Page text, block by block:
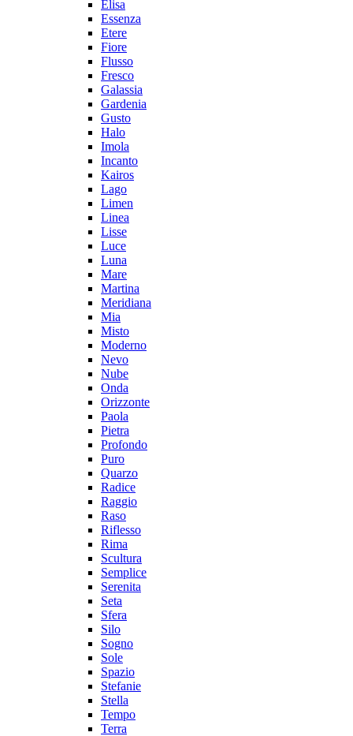
Elisa
Essenza
Etere
Fiore
Flusso
Fresco
Galassia
Gardenia
Gusto
Halo
Imola
Incanto
Kairos
Lago
Limen
Linea
Lisse
Luce
Luna
Mare
Martina
Meridiana
Mia
Misto
Moderno
Nevo
Nube
Onda
Orizzonte
Paola
Pietra
Profondo
Puro
Quarzo
Radice
Raggio
Raso
Riflesso
Rima
Scultura
Semplice
Serenita
Seta
Sfera
Silo
Sogno
Sole
Spazio
Stefanie
Stella
Tempo
Terra